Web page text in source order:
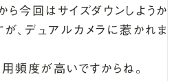
今回はサイズダウンしようか
が、デュアルカメラに惹かれま
頻度が高いですからね。